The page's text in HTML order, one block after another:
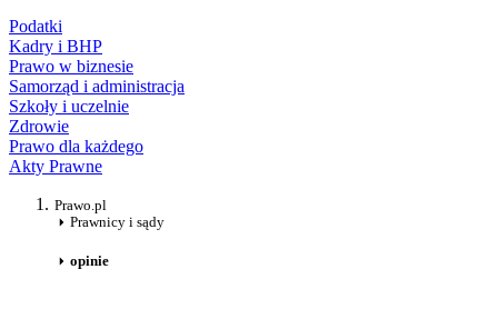
Podatki
Kadry i BHP
Prawo w biznesie
Samorząd i administracja
Szkoły i uczelnie
Zdrowie
Prawo dla każdego
Akty Prawne
Prawo.pl
Prawnicy i sądy
opinie